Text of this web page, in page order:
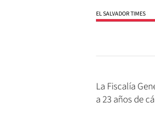
EL SALVADOR TIMES
La Fiscalía
a 23 años de